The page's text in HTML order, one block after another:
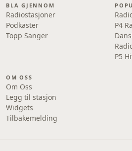
BLA GJENNOM
Radiostasjoner
Podkaster
Topp Sanger
P4
P5
OM OSS
Om Oss
Legg til stasjon
Widgets
Tilbakemelding